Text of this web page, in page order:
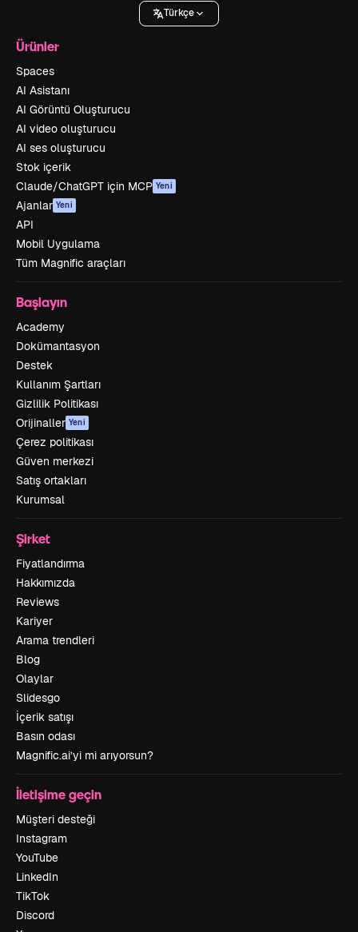
Türkçe
Ürünler
Spaces
AI Asistanı
AI Görüntü Oluşturucu
AI video oluşturucu
AI ses oluşturucu
Stok içerik
Claude/ChatGPT için MCP Yeni
Ajanlar Yeni
API
Mobil Uygulama
Tüm Magnific araçları
Başlayın
Academy
Dokümantasyon
Destek
Kullanım Şartları
Gizlilik Politikası
Orijinaller Yeni
Çerez politikası
Güven merkezi
Satış ortakları
Kurumsal
Şirket
Fiyatlandırma
Hakkımızda
Reviews
Kariyer
Arama trendleri
Blog
Olaylar
Slidesgo
İçerik satışı
Basın odası
Magnific.ai’yi mi arıyorsun?
İletişime geçin
Müşteri desteği
Instagram
YouTube
LinkedIn
TikTok
Discord